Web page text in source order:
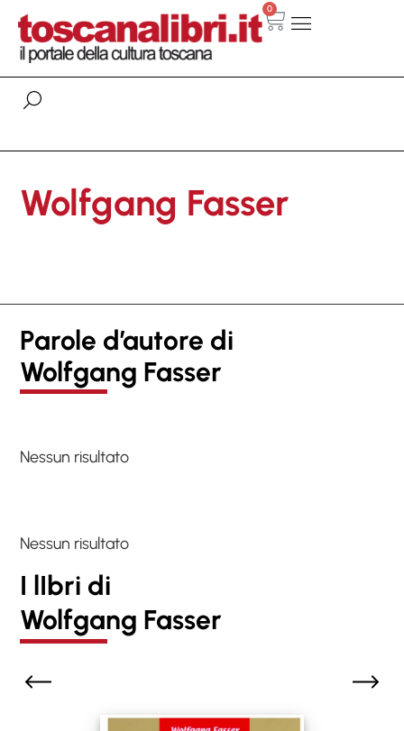
0
Wolfgang Fasser
Parole d’autore di
Wolfgang Fasser
Nessun risultato
Nessun risultato
I lIbri di
Wolfgang Fasser